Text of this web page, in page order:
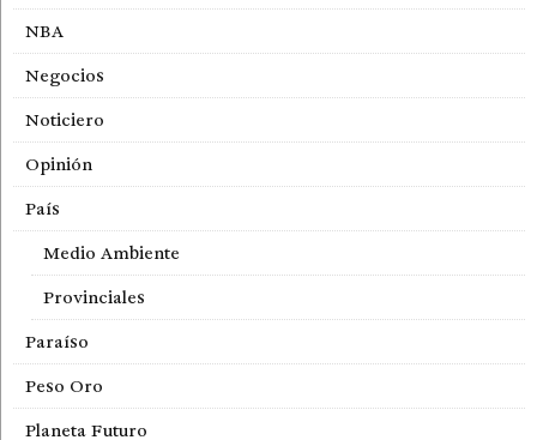
NBA
Negocios
Noticiero
Opinión
País
Medio Ambiente
Provinciales
Paraíso
Peso Oro
Planeta Futuro